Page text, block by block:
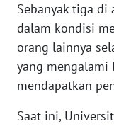
Sebanyak tiga di
dalam kondisi
orang lainnya
yang mengalami
mendapatkan
Saat ini,
WN
PAPUA
BARAT
WN